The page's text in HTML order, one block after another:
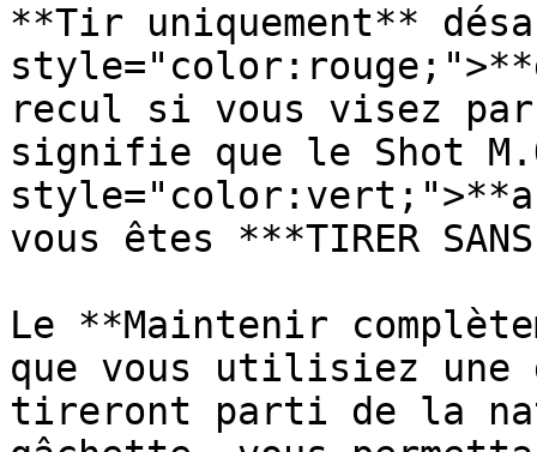
**Tir uniquement**
recul si vous visez
signifie que le Shot
vous êtes ***TIRER
Le **Maintenir
que vous utilisiez
tireront parti de la